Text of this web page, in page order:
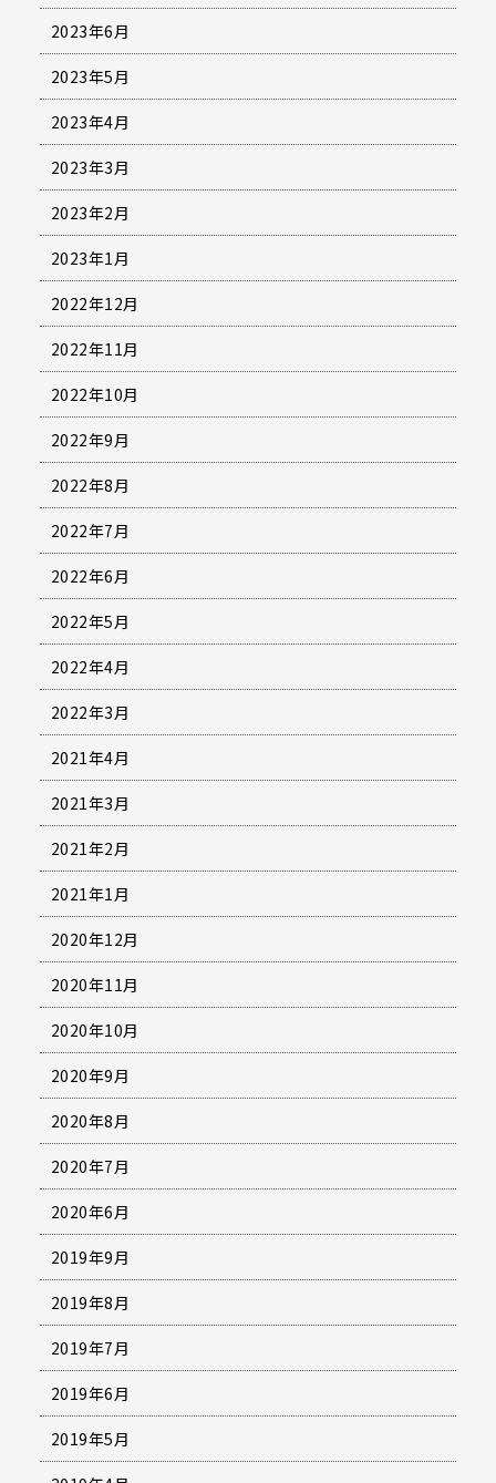
2023年6月
2023年5月
2023年4月
2023年3月
2023年2月
2023年1月
2022年12月
2022年11月
2022年10月
2022年9月
2022年8月
2022年7月
2022年6月
2022年5月
2022年4月
2022年3月
2021年4月
2021年3月
2021年2月
2021年1月
2020年12月
2020年11月
2020年10月
2020年9月
2020年8月
2020年7月
2020年6月
2019年9月
2019年8月
2019年7月
2019年6月
2019年5月